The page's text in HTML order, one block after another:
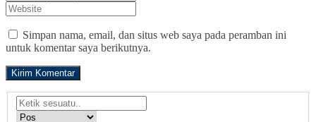
Simpan nama, email, dan situs web saya pada peramban ini
untuk komentar saya berikutnya.